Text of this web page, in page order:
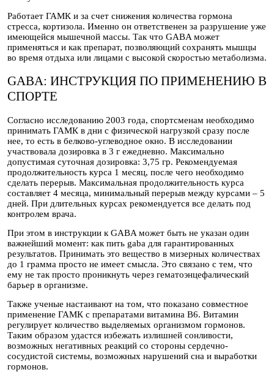
Работает ГАМК и за счет снижения количества гормона
стресса, кортизола. Именно он ответственен за разрушение уже
имеющейся мышечной массы. Так что GABA может
применяться и как препарат, позволяющий сохранять мышцы
во время отдыха или лицами с высокой скоростью метаболизма.
GABA: ИНСТРУКЦИЯ ПО ПРИМЕНЕНИЮ В
СПОРТЕ
Согласно исследованию 2003 года, спортсменам необходимо
принимать ГАМК в дни с физической нагрузкой сразу после
нее, то есть в белково-углеводное окно. В исследовании
участвовала дозировка в 3 г ежедневно. Максимально
допустимая суточная дозировка: 3,75 гр. Рекомендуемая
продолжительность курса 1 месяц, после чего необходимо
сделать перерыв. Максимальная продолжительность курса
составляет 4 месяца, минимальный перерыв между курсами – 5
дней. При длительных курсах рекомендуется все делать под
контролем врача.
При этом в инструкции к GABA может быть не указан один
важнейший момент: как пить gaba для гарантированных
результатов. Принимать это вещество в мизерных количествах
до 1 грамма просто не имеет смысла. Это связано с тем, что
ему не так просто проникнуть через гематоэнцефалический
барьер в организме.
Также ученые настаивают на том, что показано совместное
применение ГАМК с препаратами витамина В6. Витамин
регулирует количество выделяемых организмом гормонов.
Таким образом удастся избежать излишней сонливости,
возможных негативных реакций со стороны сердечно-
сосудистой системы, возможных нарушений сна и выработки
гормонов.